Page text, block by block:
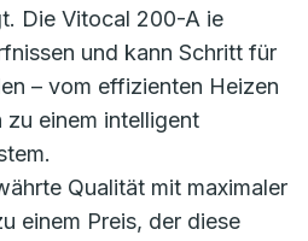
Die Vitocal 200-A ie
und kann Schritt für
– vom effizienten Heizen
einem intelligent
Qualität mit maximaler
einem Preis, der diese